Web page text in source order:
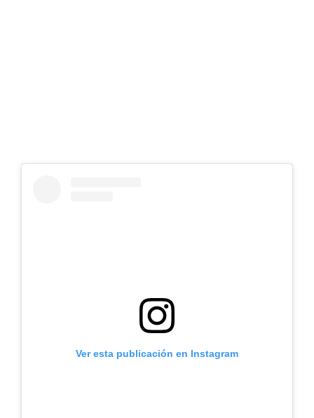
Ver esta publicación en Instagram